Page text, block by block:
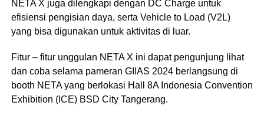
NETA X juga dilengkapi dengan DC Charge untuk
efisiensi pengisian daya, serta Vehicle to Load (V2L)
yang bisa digunakan untuk aktivitas di luar.
Fitur – fitur unggulan NETA X ini dapat pengunjung lihat
dan coba selama pameran GIIAS 2024 berlangsung di
booth NETA yang berlokasi Hall 8A Indonesia Convention
Exhibition (ICE) BSD City Tangerang.